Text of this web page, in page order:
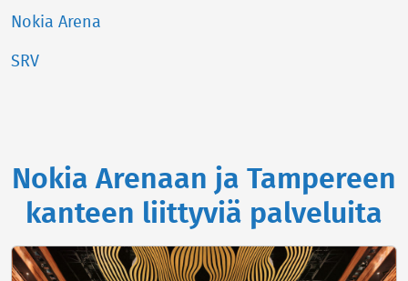
Nokia Arena
SRV
Nokia Arenaan ja Tampereen
kanteen liittyviä palveluita